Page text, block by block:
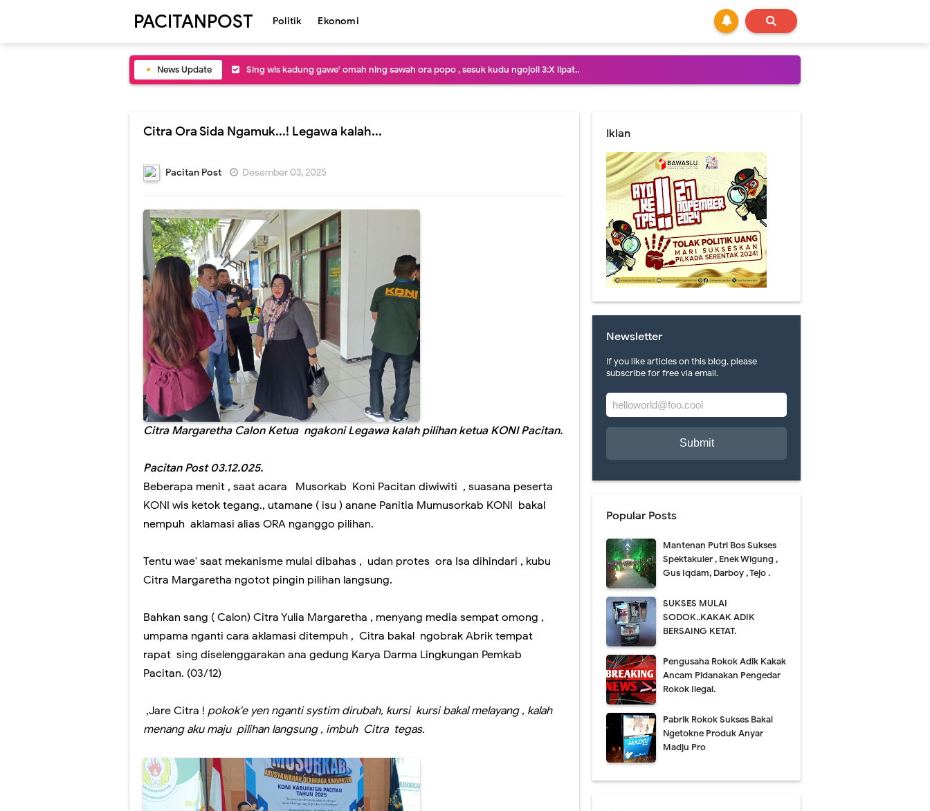
PACITANPOST Politik Ekonomi
News Update Sing wis kadung gawe' omah ning sawah ora popo , sesuk kudu ngojoli 3:X lipat..
Atik menak men cah..! Pasang Wifi 100 ewu entuk sembako rega 50:ewu..
Polisi dijaluk telusuri konco koncone pak guru sekitar Nawangan, disinyalir okeh sing tukang nyim`eng..
Ojo sok njupuk panganan ceblok , iso iso mestere' bar dilewati tikus , yen rapingin kenek Leptospirosis..
saman slumun slamet , Bupati Pacitan ojo melu melu kemproh dodol Jabatan , ben Bupati liyan brayan wae sing pekok
Wisma Atlit ndisik jembrung koyo TPA , Saiki Keren lan Asri , Trend gadis belia wira wiri cuci mata prajurit muda.
FIFA ora layak pimpin Pildun , Blas ora netral Manut Donald Bebek .! Kartu merah 3 dino di cabut maneh..
Puluhan Kebo dadi daya tarik wisatawan Pantai Pancer Door
1 Muharam ujug ujug dadi budaya klenik sopo sing miwiti...?
Nanik Sudarti , Wartawan Senior Asal Madiun , Ditunjuk Presiden pimpin BGN.
Akhir para Pendengung ..!..yang Terlunta lunta akibat salah menclok...
Internet Rakyat hadir di Pacitan , hanya 100 ribu dapat 200 MBPS
Memahat kreatifitas dari alam: kala siswa SDN I Mendolo Kidul menyulap skill menjadi sebuah karya di FLS 2 N Pacitan.
Ojo tukang Selingkuh , model disiram Air Keras wis ditiru wong Pacitan, bakul tempe' nganti mlepuh..puh..
Dibalik Dapur tetep Ngebul ,ternyata ibu ibu berkawan ,, MEKAAR,,
PAERAN GENTELMAN SERTIFIKAT DIPERBAIKI
Bakul HP ketiban rejeki nomplok absen ASN sing molah malih.
Wapres Gibran & Raffi Ahmad Rumangsa Kagum ndelok Santri Santri Pondok Tremas.
ASB buktikan langsung kelokasi 2 pemilik lahan Goa Gong.
GIBRAN ..! urung Jelas lewat duwur opo lewat ngisor ,teka Pacitan kemis.
Mantenan Putri Bos Sukses Spektakuler , Enek Wigung , Gus Iqdam, Darboy , Tejo .
Citra Ora Sida Ngamuk...! Legawa kalah...
Pacitan Post Desember 03, 2025
Citra Margaretha Calon Ketua ngakoni Legawa kalah pilihan ketua KONI Pacitan.
Pacitan Post 03.12.025.
Beberapa menit , saat acara Musorkab Koni Pacitan diwiwiti , suasana peserta
KONI wis ketok tegang., utamane ( isu ) anane Panitia Mumusorkab KONI bakal
nempuh aklamasi alias ORA nganggo pilihan.
Tentu wae' saat mekanisme mulai dibahas , udan protes ora Isa dihindari , kubu
Citra Margaretha ngotot pingin pilihan langsung.
Bahkan sang ( Calon) Citra Yulia Margaretha , menyang media sempat omong ,
umpama nganti cara aklamasi ditempuh , Citra bakal ngobrak Abrik tempat
rapat sing diselenggarakan ana gedung Karya Darma Lingkungan Pemkab
Pacitan. (03/12)
,Jare Citra ! pokok'e yen nganti systim dirubah, kursi kursi bakal melayang , kalah
menang aku maju pilihan langsung , imbuh Citra tegas.
Iklan
Newsletter
If you like articles on this blog, please
subscribe for free via email.
Popular Posts
Mantenan Putri Bos Sukses
Spektakuler , Enek Wigung ,
Gus Iqdam, Darboy , Tejo .
SUKSES MULAI
SODOK..KAKAK ADIK
BERSAING KETAT.
Pengusaha Rokok Adik Kakak
Ancam Pidanakan Pengedar
Rokok Ilegal.
Pabrik Rokok Sukses Bakal
Ngetokne Produk Anyar
Madju Pro